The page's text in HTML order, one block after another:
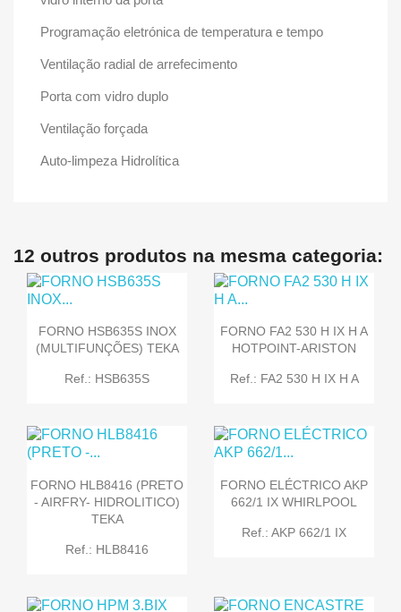
Programação eletrónica de temperatura e tempo
Ventilação radial de arrefecimento
Porta com vidro duplo
Ventilação forçada
Auto-limpeza Hidrolítica
12 outros produtos na mesma categoria:
FORNO HSB635S INOX
(MULTIFUNÇÕES) TEKA
Ref.: HSB635S
FORNO FA2 530 H IX H A
HOTPOINT-ARISTON
Ref.: FA2 530 H IX H A
FORNO HLB8416 (PRETO
- AIRFRY- HIDROLITICO)
TEKA
Ref.: HLB8416
FORNO ELÉCTRICO AKP
662/1 IX WHIRLPOOL
Ref.: AKP 662/1 IX